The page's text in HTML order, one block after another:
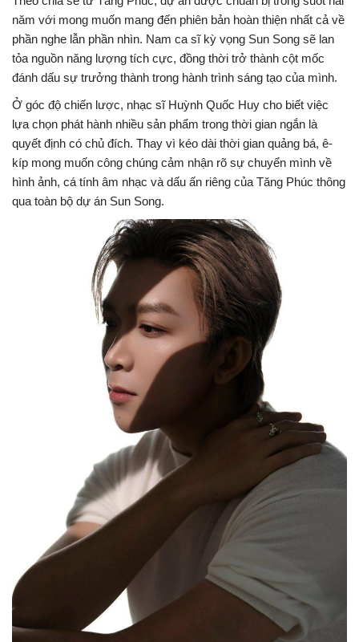
năm với mong muốn mang đến phiên bản hoàn thiện nhất cả về
phần nghe lẫn phần nhìn. Nam ca sĩ kỳ vọng Sun Song sẽ lan
tỏa nguồn năng lượng tích cực, đồng thời trở thành cột mốc
đánh dấu sự trưởng thành trong hành trình sáng tạo của mình.
Ở góc độ chiến lược, nhạc sĩ Huỳnh Quốc Huy cho biết việc
lựa chọn phát hành nhiều sản phẩm trong thời gian ngắn là
quyết định có chủ đích. Thay vì kéo dài thời gian quảng bá, ê-
kíp mong muốn công chúng cảm nhận rõ sự chuyển mình về
hình ảnh, cá tính âm nhạc và dấu ấn riêng của Tăng Phúc thông
qua toàn bộ dự án Sun Song.